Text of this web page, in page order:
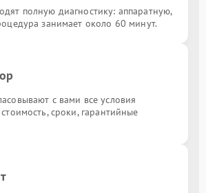
полную диагностику: аппаратную,
занимает около 60 минут.
с вами все условия
сроки, гарантийные